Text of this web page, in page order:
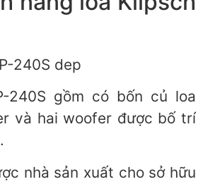
240S gồm có bốn củ loa
và hai woofer được bố trí
nhà sản xuất cho sở hữu